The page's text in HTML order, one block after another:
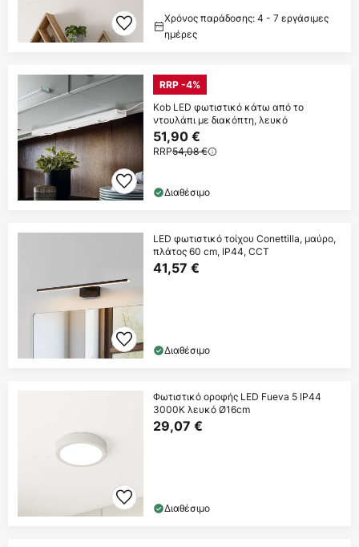
Χρόνος παράδοσης: 4 - 7 εργάσιμες
ημέρες
RRP -4%
Kob LED φωτιστικό κάτω από το
ντουλάπι με διακόπτη, λευκό
51,90 €
RRP54,08 €
Διαθέσιμο
LED φωτιστικό τοίχου Conettilla, μαύρο,
πλάτος 60 cm, IP44, CCT
41,57 €
Διαθέσιμο
Φωτιστικό οροφής LED Fueva 5 IP44
3000K λευκό Ø16cm
29,07 €
Διαθέσιμο